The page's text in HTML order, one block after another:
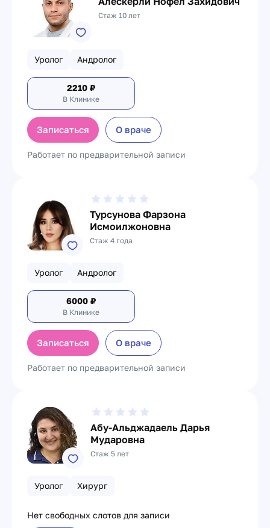
Стаж 10 лет
Уролог Андролог
2210 ₽
В Клинике
Записаться О враче
Работает по предварительной записи
Турсунова Фарзона
Исмоилжоновна
Стаж 4 года
Уролог Андролог
6000 ₽
В Клинике
Записаться О враче
Работает по предварительной записи
Абу-Альджадаель Дарья
Мударовна
Стаж 5 лет
Уролог Хирург
Нет свободных слотов для записи